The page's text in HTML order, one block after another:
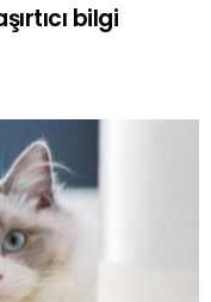
bilgi